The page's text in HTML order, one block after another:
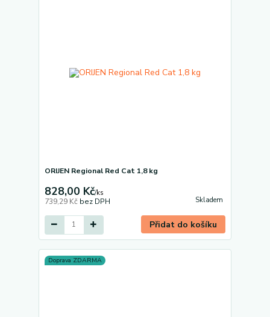
ORIJEN Regional Red Cat 1,8 kg
828,00 Kč/ks
739,29 Kč bez DPH Skladem
Přidat do košíku
Doprava ZDARMA